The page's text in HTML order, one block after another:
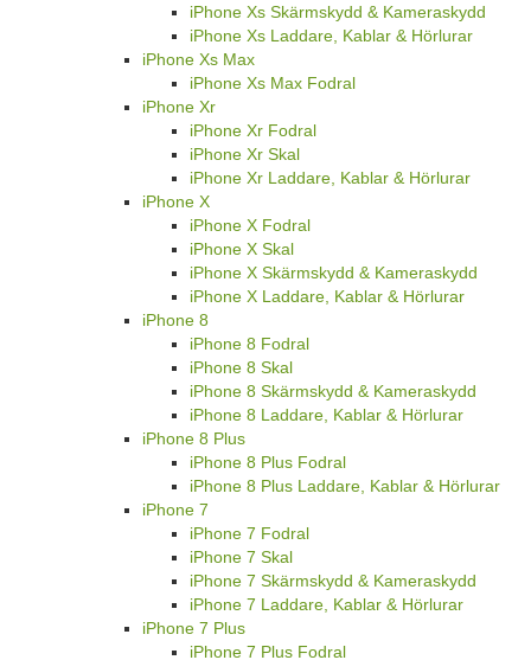
iPhone Xs Skärmskydd & Kameraskydd
iPhone Xs Laddare, Kablar & Hörlurar
iPhone Xs Max
iPhone Xs Max Fodral
iPhone Xr
iPhone Xr Fodral
iPhone Xr Skal
iPhone Xr Laddare, Kablar & Hörlurar
iPhone X
iPhone X Fodral
iPhone X Skal
iPhone X Skärmskydd & Kameraskydd
iPhone X Laddare, Kablar & Hörlurar
iPhone 8
iPhone 8 Fodral
iPhone 8 Skal
iPhone 8 Skärmskydd & Kameraskydd
iPhone 8 Laddare, Kablar & Hörlurar
iPhone 8 Plus
iPhone 8 Plus Fodral
iPhone 8 Plus Laddare, Kablar & Hörlurar
iPhone 7
iPhone 7 Fodral
iPhone 7 Skal
iPhone 7 Skärmskydd & Kameraskydd
iPhone 7 Laddare, Kablar & Hörlurar
iPhone 7 Plus
iPhone 7 Plus Fodral